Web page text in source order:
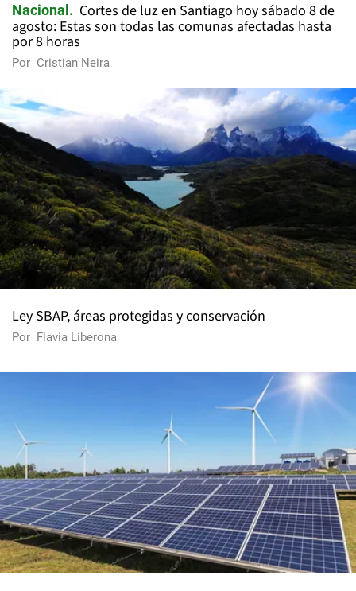
Nacional
Cortes de luz en Santiago hoy sábado 8 de
agosto: Estas son todas las comunas afectadas hasta
por 8 horas
Por Cristian Neira
Ley SBAP, áreas protegidas y conservación
Por Flavia Liberona